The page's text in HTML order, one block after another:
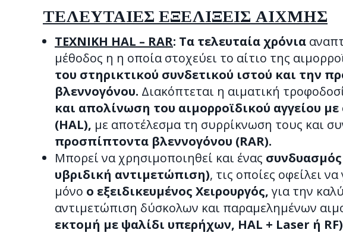
ΤΕΛΕΥΤΑΙΕΣ ΕΞΕΛΙΞΕΙΣ ΑΙΧΜΗΣ
ΤΕΧΝΙΚΗ HAL – RAR: Τα τελευταία χρόνια
μέθοδος η η οποία στοχεύει το αίτιο της
του στηρικτικού συνδετικού ιστού και την
βλεννογόνου. Διακόπτεται η αιματική
και απολίνωση του αιμορροϊδικού αγγείου
(HAL), με αποτέλεσμα τη συρρίκνωση τους και
προσπίπτοντα βλεννογόνου (RAR).
Μπορεί να χρησιμοποιηθεί και ένας
υβριδική αντιμετώπιση), τις οποίες οφείλει
μόνο ο εξειδικευμένος Χειρουργός,για την
αντιμετώπιση δύσκολων και παραμελημένων
εκτομή με ψαλίδι υπερήχων, HAL + Laser ή RF)